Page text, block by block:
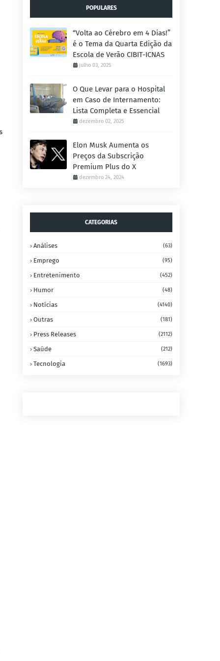
POPULARES
“Volta ao Cérebro em 4 Dias!”
é o Tema da Quarta Edição da
Escola de Verão CIBIT-ICNAS
julho 03, 2025
O Que Levar para o Hospital
em Caso de Internamento:
Lista Completa e Essencial
dezembro 02, 2025
Elon Musk Aumenta os
Preços da Subscrição
Premium Plus do X
dezembro 24, 2024
CATEGORIAS
Análises (63)
Emprego (95)
Entretenimento (452)
Humor (48)
Notícias (4140)
Outras (181)
Press Releases (2112)
Saúde (212)
Tecnologia (1693)